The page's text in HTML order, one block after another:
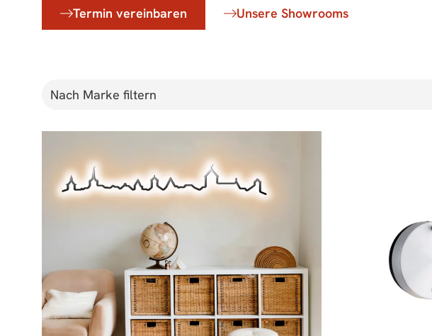
Termin vereinbaren Unsere Showrooms
Nach Marke filtern